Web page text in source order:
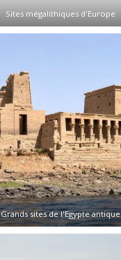
Sites mégalithiques d'Europe
Grands sites de l'Egypte antique